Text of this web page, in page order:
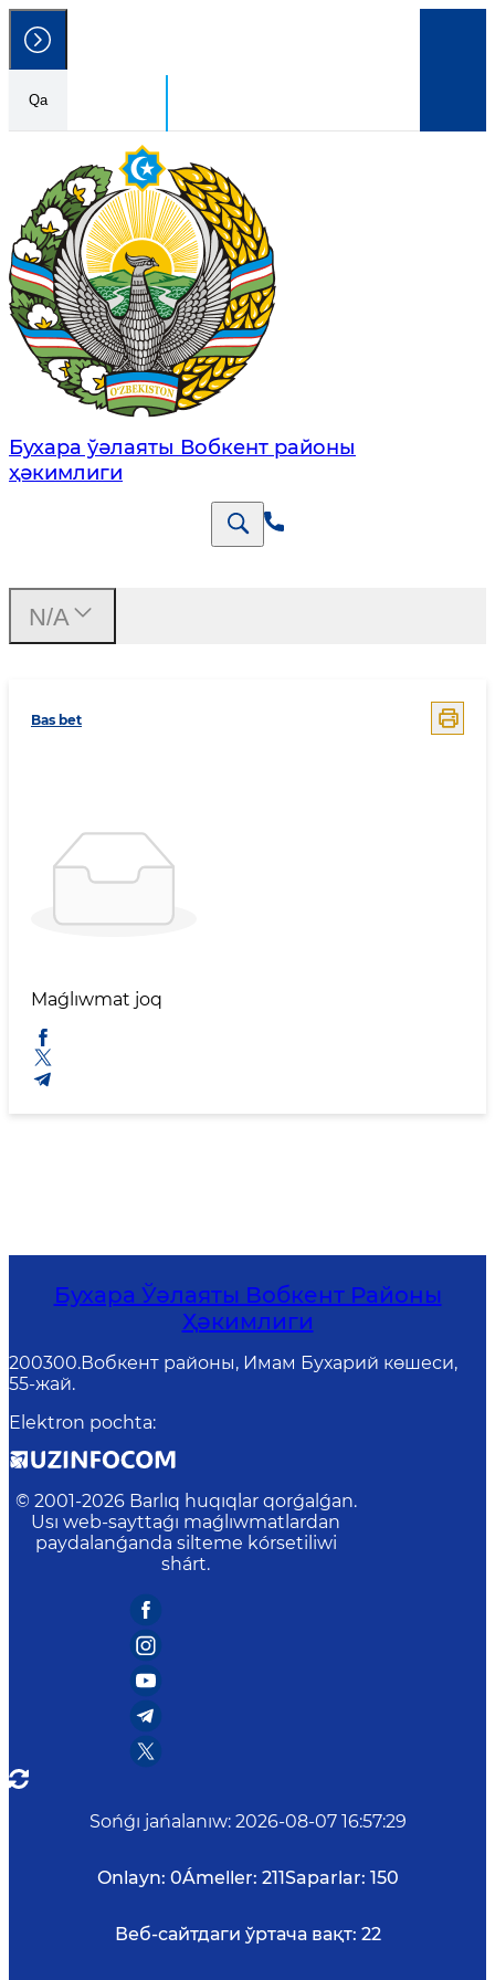
Qa
Ózbekstan Respublikası
Húkimetlik portalı
Бухара ўәлаяты Вобкент районы
ҳәкимлиги
Bas bet
Maǵlıwmat joq
N/A
Бухара Ўәлаяты Вобкент Районы
Ҳәкимлиги
200300.Вобкент районы, Имам Бухарий көшеси,
55-жай.
Elektron pochta:
© 2001-2026 Barlıq huqıqlar qorǵalǵan.
Usı web-sayttaǵı maǵlıwmatlardan
paydalanǵanda silteme kórsetiliwi
shárt.
Sońǵı jańalanıw: 2026-08-07 16:57:29
Onlayn: 0Ámeller: 211Saparlar: 150
Веб-сайтдаги ўртача вақт: 22